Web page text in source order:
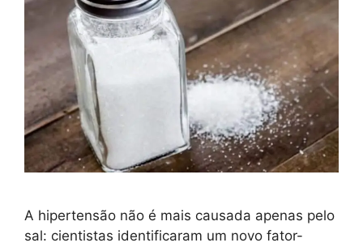
A hipertensão não é mais causada apenas pelo
sal: cientistas identificaram um novo fator-